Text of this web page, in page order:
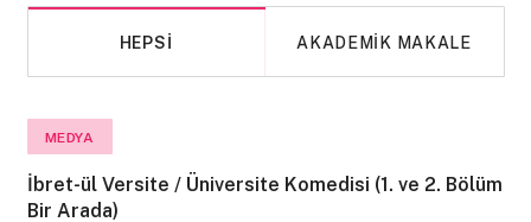
HEPSI AKADEMIK MAKALE
MEDYA
İbret-ül Versite / Üniversite Komedisi (1. ve 2. Bölüm
Bir Arada)